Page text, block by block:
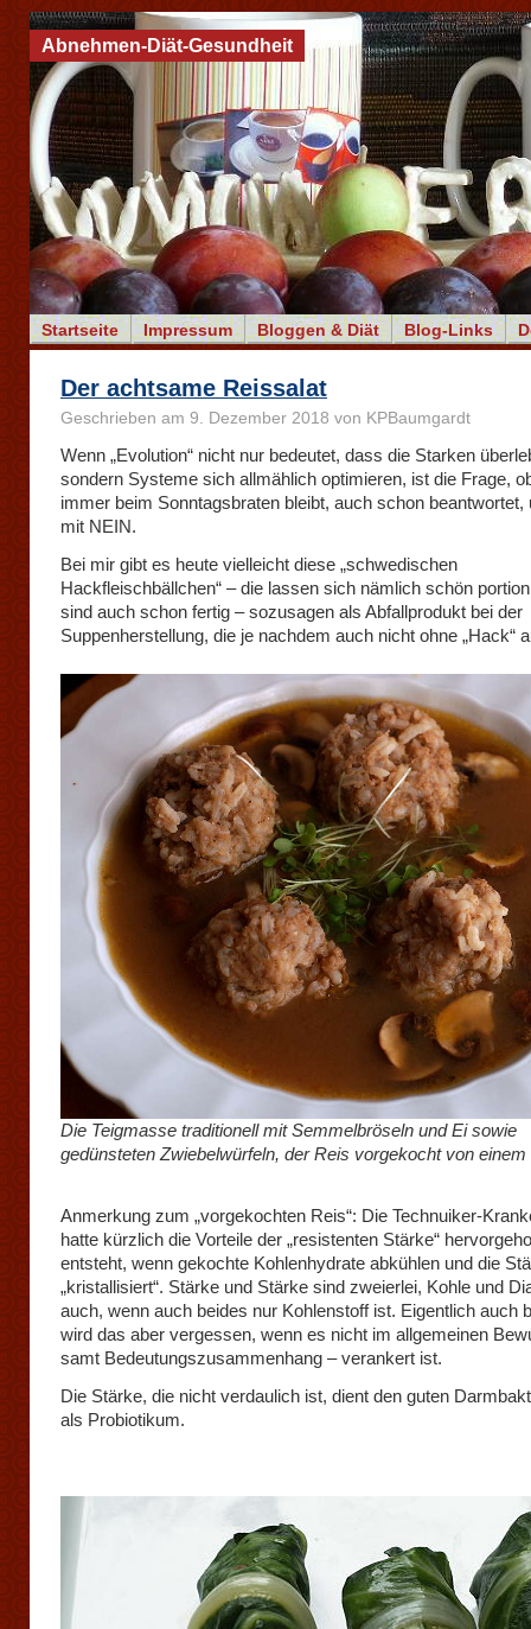
Startseite Impressum Bloggen & Diät Blog-Links
Abnehmen-Diät-Gesundheit
Der achtsame Reissalat
Geschrieben am 9. Dezember 2018 von KPBaumgardt
Wenn „Evolution“ nicht nur bedeutet, dass die Starken
sondern Systeme sich allmählich optimieren, ist die Frage,
immer beim Sonntagsbraten bleibt, auch schon beantwortet,
mit NEIN.
Bei mir gibt es heute vielleicht diese „schwedischen
Hackfleischbällchen“ – die lassen sich nämlich schön
sind auch schon fertig – sozusagen als Abfallprodukt bei der
Suppenherstellung, die je nachdem auch nicht ohne „Hack“
Die Teigmasse traditionell mit Semmelbröseln und Ei sowie
gedünsteten Zwiebelwürfeln, der Reis vorgekocht von einem
Anmerkung zum „vorgekochten Reis“: Die Technuiker-
hatte kürzlich die Vorteile der „resistenten Stärke“
entsteht, wenn gekochte Kohlenhydrate abkühlen und die
„kristallisiert“. Stärke und Stärke sind zweierlei, Kohle und
auch, wenn auch beides nur Kohlenstoff ist. Eigentlich auch
wird das aber vergessen, wenn es nicht im allgemeinen
samt Bedeutungszusammenhang – verankert ist.
Die Stärke, die nicht verdaulich ist, dient den guten
als Probiotikum.